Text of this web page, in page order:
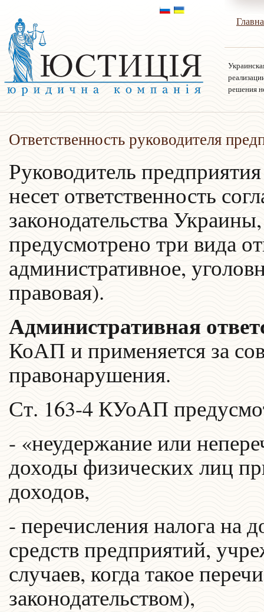
решения
Ответственность руководителя
Руководитель
несет ответственность
законодательства
предусмотрено три вида
административное,
правовая).
Административная
КоАП и применяется за
правонарушения.
Ст. 163-4 КУоАП
- «неудержание или
доходы физических лиц
доходов,
- перечисления налога на
средств предприятий,
случаев, когда такое
законодательством),